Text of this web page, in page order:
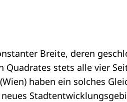
Breite, deren
Quadrates stets alle vier
(Wien) haben ein solches